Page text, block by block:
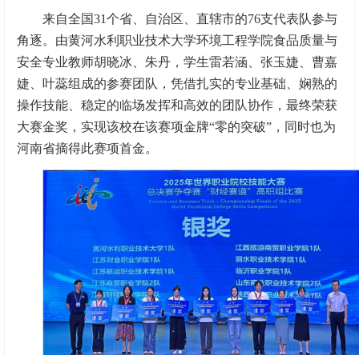
来自全国31个省、自治区、直辖市的76支代表队参与
角逐。由黄河水利职业技术大学环境工程学院食品质量与
安全专业教师胡晓冰、朱丹，学生雷若涵、张玉婕、曹嘉
婕、叶蕊组成的参赛团队，凭借扎实的专业基础、娴熟的
操作技能、稳定的临场发挥和高效的团队协作，最终荣获
大赛金奖，实现该校在该赛项金牌“零的突破”，同时也为
河南省摘得此赛项首金。